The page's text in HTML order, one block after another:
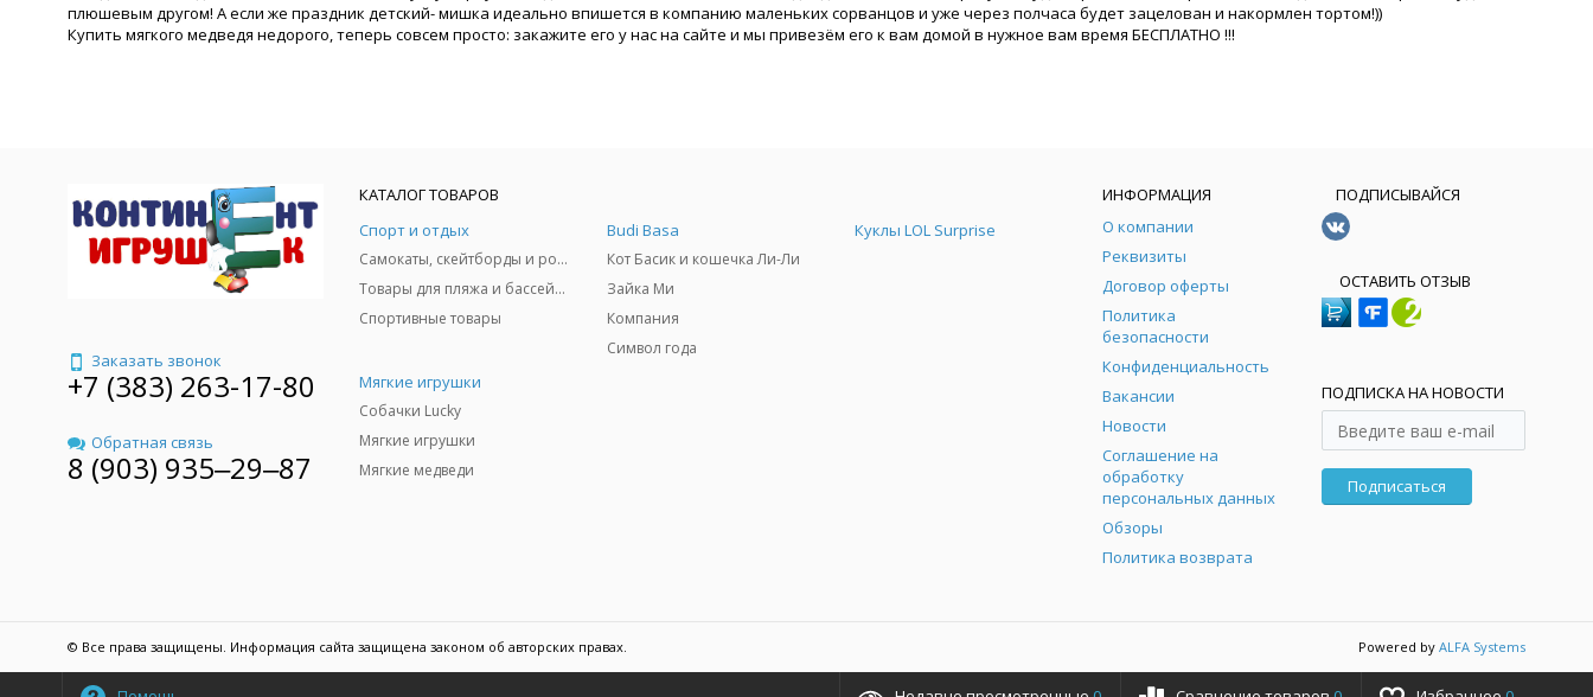
плюшевым другом! А если же праздник детский- мишка идеально впишется в компанию маленьких сорванцов и уже через полчаса будет зацелован и накормлен тортом!))
Купить мягкого медведя недорого, теперь совсем просто: закажите его у нас на сайте и мы привезём его к вам домой в нужное вам время БЕСПЛАТНО !!!
Заказать звонок
+7 (383) 263-17-80
Обратная связь
8 (903) 935‒29‒87
КАТАЛОГ ТОВАРОВ
Спорт и отдых
Самокаты, скейтборды и ролики
Товары для пляжа и бассейны
Спортивные товары
Budi Basa
Кот Басик и кошечка Ли-Ли
Зайка Ми
Компания
Символ года
Куклы LOL Surprise
Мягкие игрушки
Собачки Lucky
Мягкие игрушки
Мягкие медведи
ИНФОРМАЦИЯ
О компании
Реквизиты
Договор оферты
Политика
безопасности
Конфиденциальность
Вакансии
Новости
Соглашение на
обработку
персональных данных
Обзоры
Политика возврата
ПОДПИСЫВАЙСЯ
ОСТАВИТЬ ОТЗЫВ
ПОДПИСКА НА НОВОСТИ
Подписаться
© Все права защищены. Информация сайта защищена законом об авторских правах. Powered by ALFA Systems